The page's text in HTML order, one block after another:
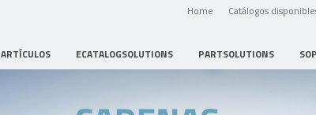
Home Catálogos
ARTÍCULOS ECATALOGSOLUTIONS PARTSOLUTIONS